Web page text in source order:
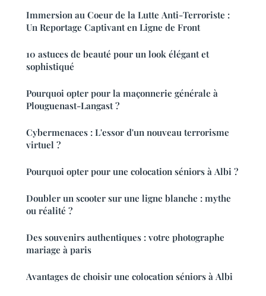
Immersion au Coeur de la Lutte Anti-Terroriste :
Un Reportage Captivant en Ligne de Front
10 astuces de beauté pour un look élégant et
sophistiqué
Pourquoi opter pour la maçonnerie générale à
Plouguenast-Langast ?
Cybermenaces : L'essor d'un nouveau terrorisme
virtuel ?
Pourquoi opter pour une colocation séniors à Albi ?
Doubler un scooter sur une ligne blanche : mythe
ou réalité ?
Des souvenirs authentiques : votre photographe
mariage à paris
Avantages de choisir une colocation séniors à Albi